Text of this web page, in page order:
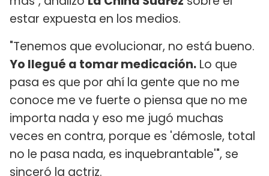
estar expuesta en los medios.
"Tenemos que evolucionar, no está bueno.
Yo llegué a tomar medicación. Lo que
pasa es que por ahí la gente que no me
conoce me ve fuerte o piensa que no me
importa nada y eso me jugó muchas
veces en contra, porque es 'démosle, total
no le pasa nada, es inquebrantable'", se
sinceró la actriz.